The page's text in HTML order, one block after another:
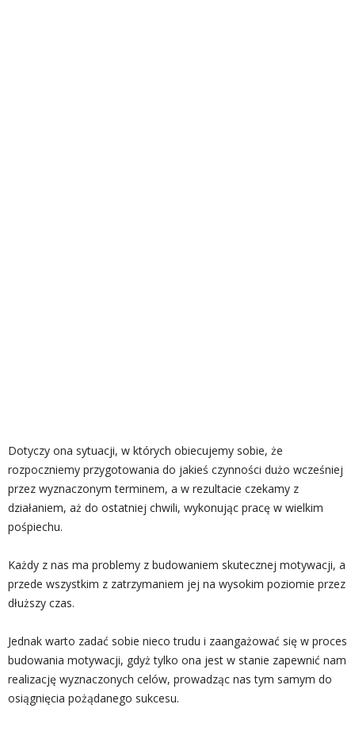
Dotyczy ona sytuacji, w których obiecujemy sobie, że
rozpoczniemy przygotowania do jakieś czynności dużo wcześniej
przez wyznaczonym terminem, a w rezultacie czekamy z
działaniem, aż do ostatniej chwili, wykonując pracę w wielkim
pośpiechu.
Każdy z nas ma problemy z budowaniem skutecznej motywacji, a
przede wszystkim z zatrzymaniem jej na wysokim poziomie przez
dłuższy czas.
Jednak warto zadać sobie nieco trudu i zaangażować się w proces
budowania motywacji, gdyż tylko ona jest w stanie zapewnić nam
realizację wyznaczonych celów, prowadząc nas tym samym do
osiągnięcia pożądanego sukcesu.